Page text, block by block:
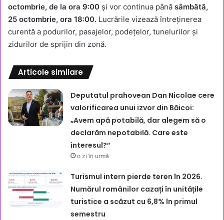
octombrie, de la ora 9:00 și vor continua până sâmbătă,
25 octombrie, ora 18:00. Lucrările vizează întreținerea
curentă a podurilor, pasajelor, podețelor, tunelurilor și
zidurilor de sprijin din zonă.
Articole similare
Deputatul prahovean Dan Nicolae cere
valorificarea unui izvor din Băicoi:
„Avem apă potabilă, dar alegem să o
declarăm nepotabilă. Care este
interesul?”
o zi în urmă
Turismul intern pierde teren în 2026.
Numărul românilor cazați în unitățile
turistice a scăzut cu 6,8% în primul
semestru